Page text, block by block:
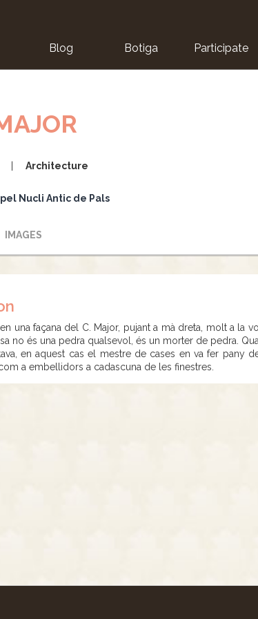
Blog Botiga Participate
Architecture
Nucli Antic de Pals
IMAGES
una façana del C. Major, pujant a mà dreta, molt a la
no és una pedra qualsevol, és un morter de pedra.
en aquest cas el mestre de cases en va fer pany
a embellidors a cadascuna de les finestres.